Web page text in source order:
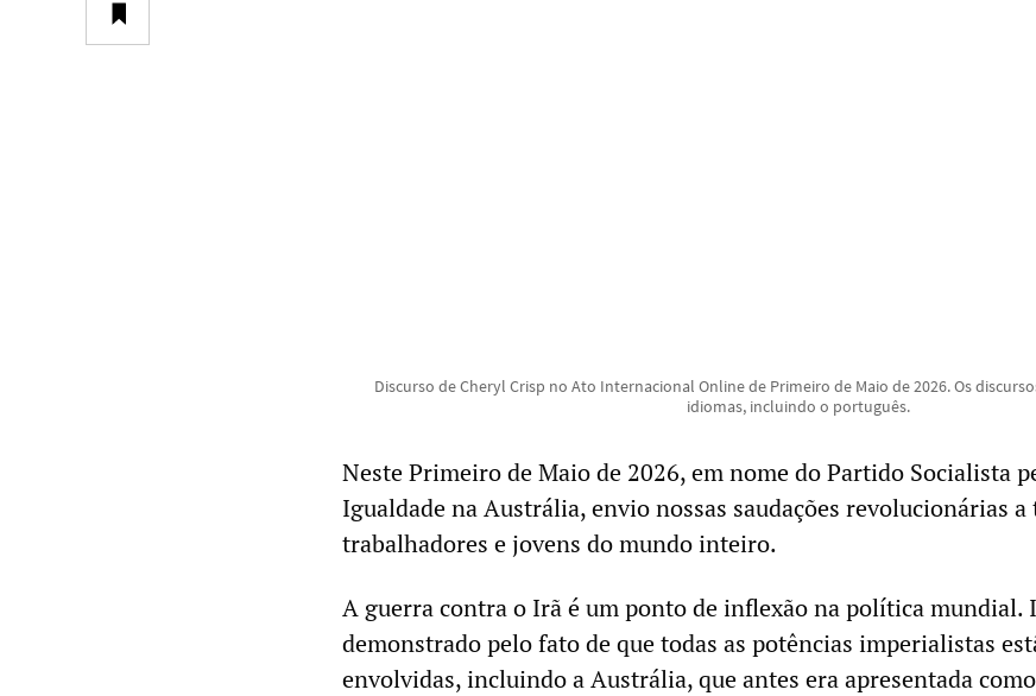
Discurso de Cheryl Crisp no Ato Internacional Online de Primeiro de Maio de 2026. Os
idiomas, incluindo o português.
Neste Primeiro de Maio de 2026, em nome do Partido Socialista
Igualdade na Austrália, envio nossas saudações revolucionárias a
trabalhadores e jovens do mundo inteiro.
A guerra contra o Irã é um ponto de inflexão na política mundial.
demonstrado pelo fato de que todas as potências imperialistas
envolvidas, incluindo a Austrália, que antes era apresentada